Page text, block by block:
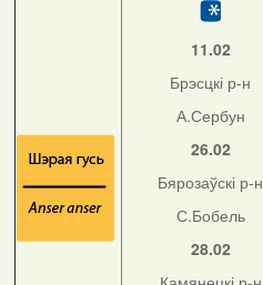
11.02
Брэсцкі р-н
А.Сербун
26.02
Бярозаўскі р-н
С.Бобель
28.02